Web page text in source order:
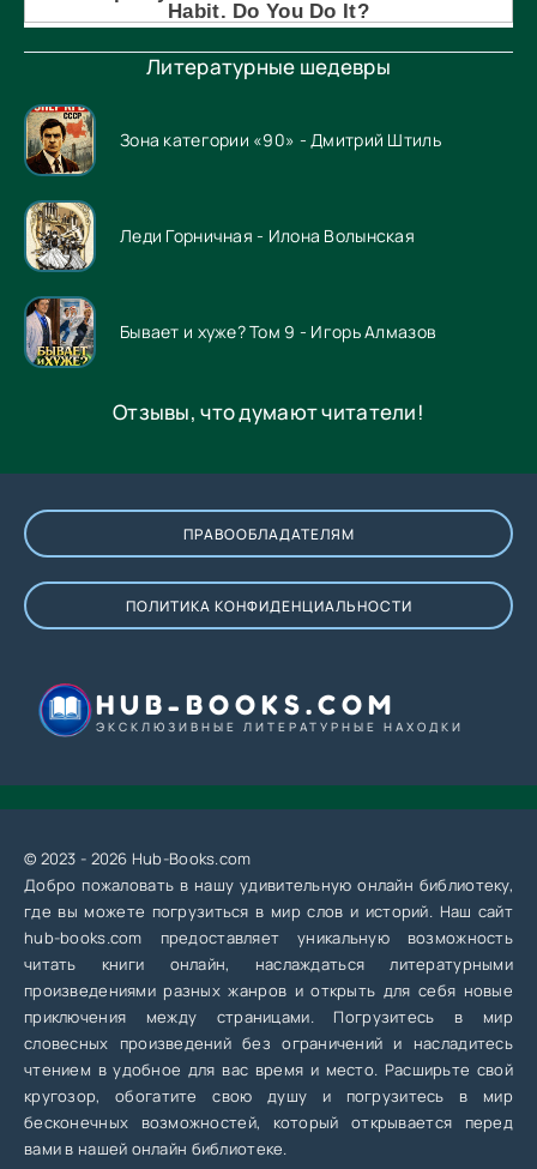
Литературные шедевры
Зона категории «90» - Дмитрий Штиль
Леди Горничная - Илона Волынская
Бывает и хуже? Том 9 - Игорь Алмазов
Отзывы, что думают читатели!
ПРАВООБЛАДАТЕЛЯМ
ПОЛИТИКА КОНФИДЕНЦИАЛЬНОСТИ
HUB-BOOKS.COM
ЭКСКЛЮЗИВНЫЕ ЛИТЕРАТУРНЫЕ НАХОДКИ
© 2023 - 2026 Hub-Books.com
Добро пожаловать в нашу удивительную онлайн библиотеку,
где вы можете погрузиться в мир слов и историй. Наш сайт
hub-books.com предоставляет уникальную возможность
читать книги онлайн, наслаждаться литературными
произведениями разных жанров и открыть для себя новые
приключения между страницами. Погрузитесь в мир
словесных произведений без ограничений и насладитесь
чтением в удобное для вас время и место. Расширьте свой
кругозор, обогатите свою душу и погрузитесь в мир
бесконечных возможностей, который открывается перед
вами в нашей онлайн библиотеке.